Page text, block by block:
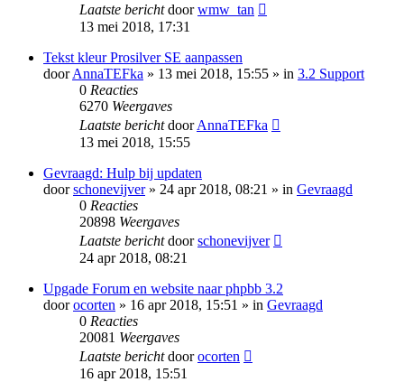
Laatste berichtdoorwmw_tan
13 mei 2018, 17:31
Tekst kleur Prosilver SE aanpassen
doorAnnaTEFka » 13 mei 2018, 15:55 » in 3.2 Support
0 Reacties
6270 Weergaves
Laatste berichtdoorAnnaTEFka
13 mei 2018, 15:55
Gevraagd: Hulp bij updaten
doorschonevijver» 24 apr 2018, 08:21 » in Gevraagd
0 Reacties
20898 Weergaves
Laatste berichtdoorschonevijver
24 apr 2018, 08:21
Upgade Forum en website naar phpbb 3.2
doorocorten » 16 apr 2018, 15:51 » in Gevraagd
0 Reacties
20081 Weergaves
Laatste berichtdoorocorten
16 apr 2018, 15:51